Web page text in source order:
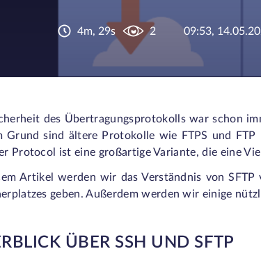
4m, 29s 2 09:53,
des Übertragungsprotokolls war schon
Grund sind ältere Protokolle wie FTPS und
Protocol ist eine großartige Variante, die eine
Artikel werden wir das Verständnis von
geben. Außerdem werden wir einige
ÜBER SSH UND SFTP